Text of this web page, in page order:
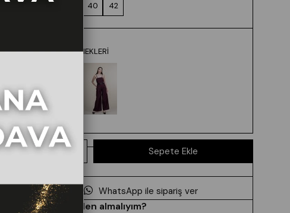
40 42
RENK SEÇENEKLERI
WhatsApp ile sipariş ver
Hangi beden almalıyım?